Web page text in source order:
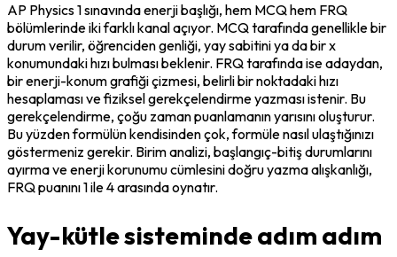
AP Physics 1 sınavında enerji başlığı, hem MCQ hem FRQ
bölümlerinde iki farklı kanal açıyor. MCQ tarafında genellikle bir
durum verilir, öğrenciden genliği, yay sabitini ya da bir x
konumundaki hızı bulması beklenir. FRQ tarafında ise adaydan,
bir enerji-konum grafiği çizmesi, belirli bir noktadaki hızı
hesaplaması ve fiziksel gerekçelendirme yazması istenir. Bu
gerekçelendirme, çoğu zaman puanlamanın yarısını oluşturur.
Bu yüzden formülün kendisinden çok, formüle nasıl ulaştığınızı
göstermeniz gerekir. Birim analizi, başlangıç-bitiş durumlarını
ayırma ve enerji korunumu cümlesini doğru yazma alışkanlığı,
FRQ puanını 1 ile 4 arasında oynatır.
Yay-kütle sisteminde adım adım